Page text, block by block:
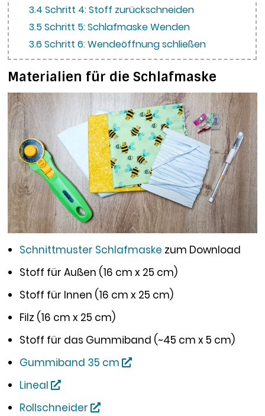
3.4 Schritt 4: Stoff zurückschneiden
3.5Schritt 5: Schlafmaske Wenden
3.6 Schritt 6: Wendeöffnung schließen
Materialien für die Schlafmaske
Schnittmuster Schlafmaske zum Download
Stoff für Außen (16 cm x 25 cm)
Stoff für Innen (16 cm x 25 cm)
Filz (16 cm x 25 cm)
Stoff für das Gummiband (~45 cm x 5 cm)
Gummiband 35 cm
Lineal
Rollschneider